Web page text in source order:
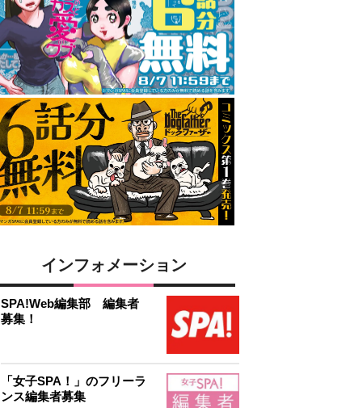
インフォメーション
SPA!Web編集部 編集者
募集！
「女子SPA！」のフリーラ
ンス編集者募集